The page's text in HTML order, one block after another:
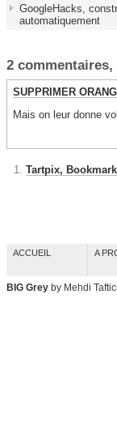
GoogleHacks,
automatiquement
2 commentaires,
SUPPRIMER
Mais on leur donne
Tartpix,
ACCUEIL A
BIG Grey by Mehdi